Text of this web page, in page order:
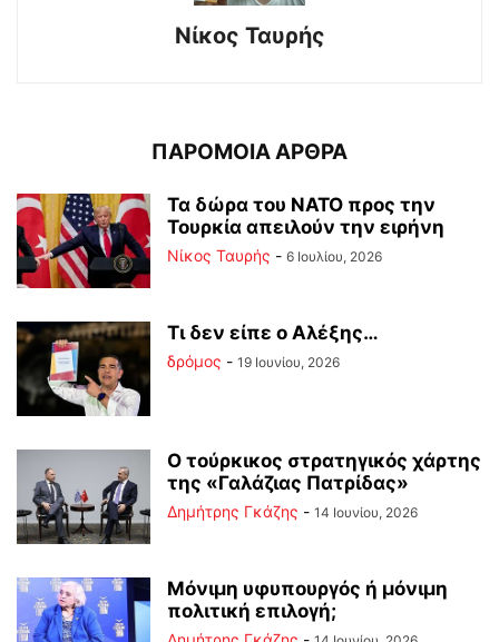
Νίκος Ταυρής
ΠΑΡΟΜΟΙΑ ΑΡΘΡΑ
Τα δώρα του ΝΑΤΟ προς την
Τουρκία απειλούν την ειρήνη
Νίκος Ταυρής - 6 Ιουλίου, 2026
Tι δεν είπε ο Αλέξης…
δρόμος - 19 Ιουνίου, 2026
Ο τούρκικος στρατηγικός χάρτης
της «Γαλάζιας Πατρίδας»
Δημήτρης Γκάζης - 14 Ιουνίου, 2026
Μόνιμη υφυπουργός ή μόνιμη
πολιτική επιλογή;